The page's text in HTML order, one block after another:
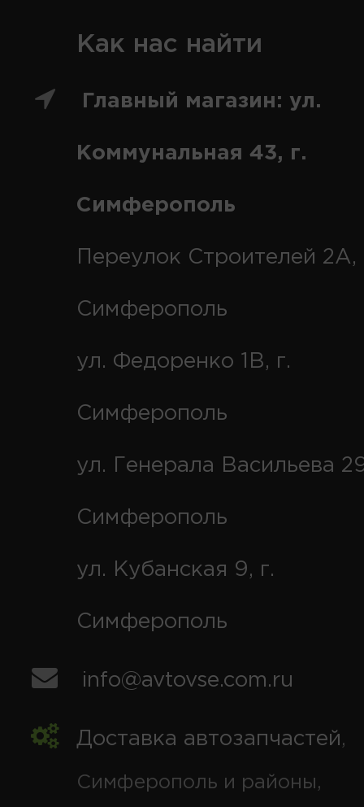
Как нас найти
Главный магазин: ул.
Коммунальная 43, г.
Симферополь
Переулок Строителей 2А,
Симферополь
ул. Федоренко 1В, г.
Симферополь
ул. Генерала Васильева
Симферополь
ул. Кубанская 9, г.
Симферополь
info@avtovse.com.ru
Доставка автозапчастей,
Симферополь и районы,